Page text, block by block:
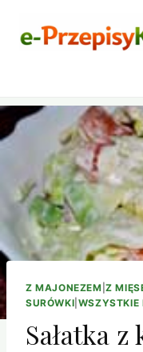
Z MAJONEZEM |Z
SURÓWKI WSZYSTKIE
Sałatka